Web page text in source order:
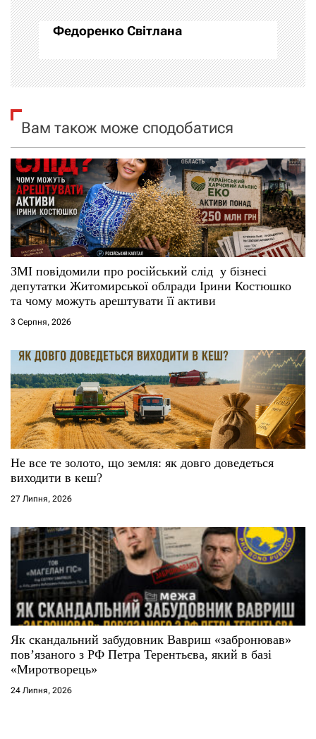
а
ц
і
а
п
и
с
і
в
Федоренко Світлана
Вам також може сподобатися
ЗМІ повідомили про російський слід у бізнесі
депутатки Житомирської облради Ірини Костюшко
та чому можуть арештувати її активи
3 Серпня, 2026
Не все те золото, що земля: як довго доведеться
виходити в кеш?
27 Липня, 2026
Як скандальний забудовник Вавриш «забронював»
повʼязаного з РФ Петра Терентьєва, який в базі
«Миротворець»
24 Липня, 2026